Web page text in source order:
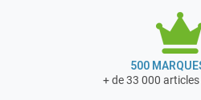
500
+ de 33 000